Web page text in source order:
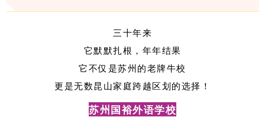
三十年来
它默默扎根，年年结果
它不仅是苏州的老牌牛校
更是无数昆山家庭跨越区划的选择！
苏州国裕外语学校